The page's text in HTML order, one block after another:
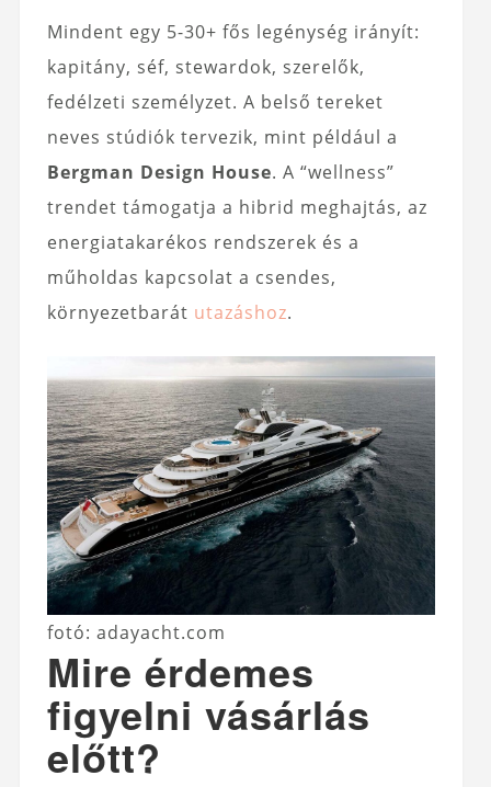
Mindent egy 5-30+ fős legénység irányít:
kapitány, séf, stewardok, szerelők,
fedélzeti személyzet. A belső tereket
neves stúdiók tervezik, mint például a
Bergman Design House. A “wellness”
trendet támogatja a hibrid meghajtás, az
energiatakarékos rendszerek és a
műholdas kapcsolat a csendes,
környezetbarát utazáshoz.
fotó: adayacht.com
Mire érdemes
figyelni vásárlás
előtt?